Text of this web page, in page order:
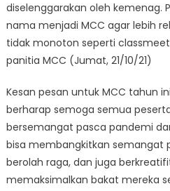
diselenggarakan oleh kemenag.
nama menjadi MCC agar lebih
tidak monoton seperti
panitia MCC (Jumat, 21/10/21)
Kesan pesan untuk MCC tahun
berharap semoga semua
bersemangat pasca pandemi
bisa membangkitkan semangat
berolah raga, dan juga
memaksimalkan bakat mereka